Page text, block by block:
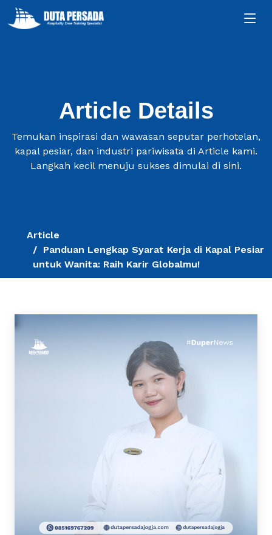
Article Details
Temukan inspirasi dan wawasan seputar perhotelan,
kapal pesiar, dan industri pariwisata di Article kami.
Langkah kecil menuju sukses dimulai di sini.
Article
Panduan Lengkap Syarat Kerja di Kapal Pesiar
untuk Wanita: Raih Karir Globalmu!